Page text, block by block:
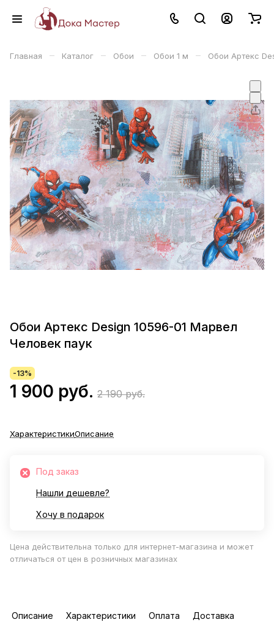
Главная – Каталог – Обои – Обои 1 м – Обои Артекс
Обои Артекс Design 10596-01 Марвел
Человек паук
-13%
1 900 руб. 2 190 руб.
ХарактеристикиОписание
Под заказ
Нашли дешевле?
Хочу в подарок
Цена действительна только для интернет-магазина и может
отличаться от цен в розничных магазинах
Описание Характеристики Оплата Доставка